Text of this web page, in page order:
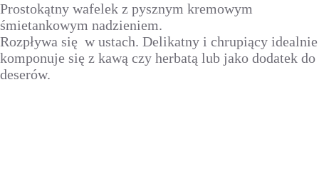
Prostokątny wafelek z pysznym kremowym
śmietankowym nadzieniem.
Rozpływa się w ustach. Delikatny i chrupiący idealnie
komponuje się z kawą czy herbatą lub jako dodatek do
deserów.